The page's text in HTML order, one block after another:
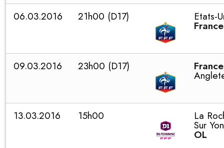
06.03.2016 21h00 (D17) Etats-
France
09.03.2016 23h00 (D17) France
13.03.2016 15h00 La
Sur
OL